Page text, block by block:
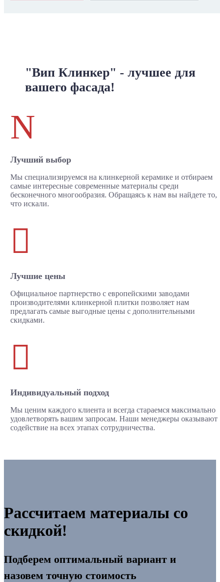
"Вип Клинкер" - лучшее для
вашего фасада!
N
Лучший выбор
Мы специализируемся на клинкерной керамике и отбираем
самые интересные современные материалы среди
бесконечного многообразия. Обращаясь к нам вы найдете то,
что искали.

Лучшие цены
Официальное партнерство с европейскими заводами
производителями клинкерной плитки позволяет нам
предлагать самые выгодные цены с дополнительными
скидками.

Индивидуальный подход
Мы ценим каждого клиента и всегда стараемся максимально
удовлетворять вашим запросам. Наши менеджеры оказывают
содействие на всех этапах сотрудничества.
Рассчитаем материалы со
скидкой!
Подберем оптимальный вариант и
назовем точную стоимость